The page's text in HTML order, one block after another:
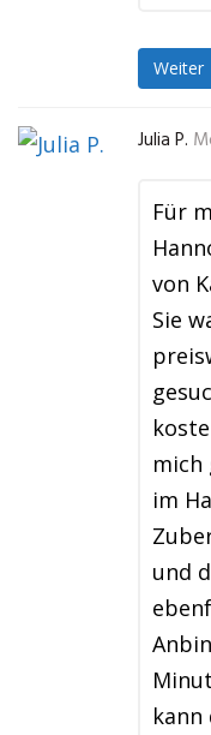
Weiter
Julia P.
Für
von
Sie
mich
im
und